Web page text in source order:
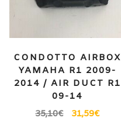
CONDOTTO AIRBOX
YAMAHA R1 2009-
2014 / AIR DUCT R1
09-14
35,10€ 31,59€